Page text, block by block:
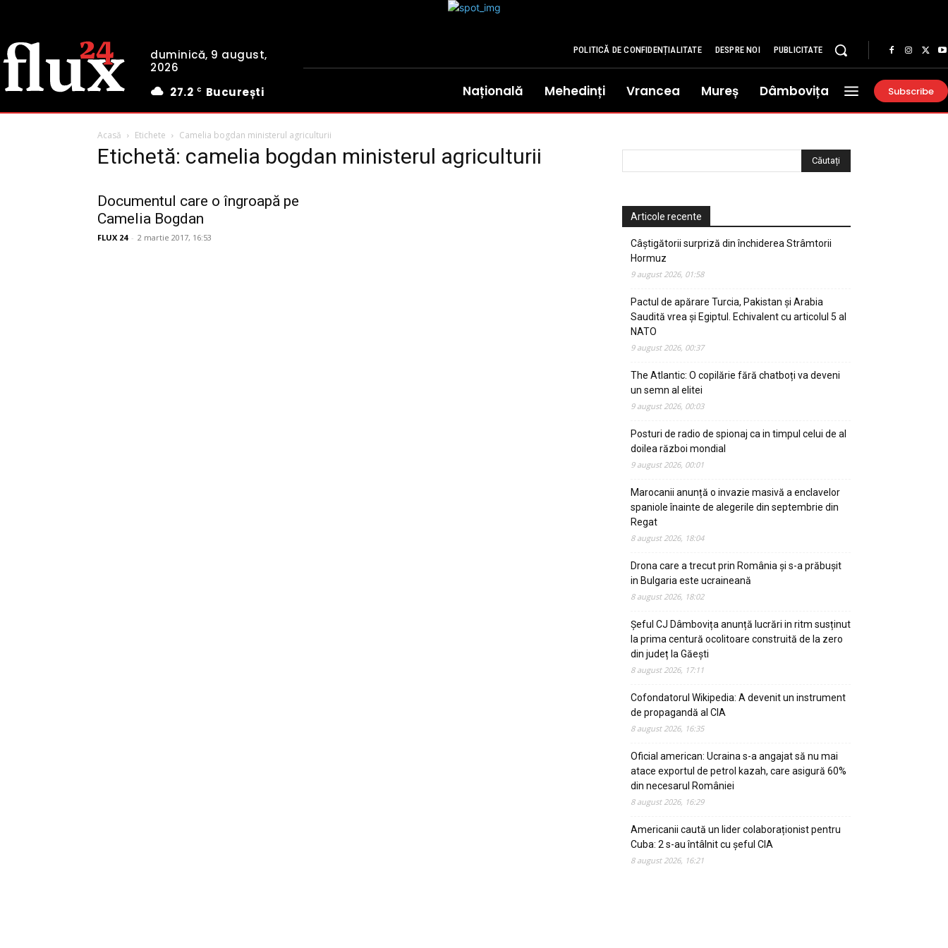
duminică, 9 august,
2026
27.2 C București
POLITICĂ DE CONFIDENȚIALITATE DESPRE NOI PUBLICITATE
Națională Mehedinți Vrancea Mureș Dâmbovița Subscribe
Acasă Etichete Camelia bogdan ministerul agriculturii
Etichetă: camelia bogdan ministerul agriculturii
Documentul care o îngroapă pe
Camelia Bogdan
FLUX 24 - 2 martie 2017, 16:53
Articole recente
Câștigătorii surpriză din închiderea Strâmtorii
Hormuz
9 august 2026, 01:58
Pactul de apărare Turcia, Pakistan și Arabia
Saudită vrea și Egiptul. Echivalent cu articolul 5 al
NATO
9 august 2026, 00:37
The Atlantic: O copilărie fără chatboți va deveni
un semn al elitei
9 august 2026, 00:03
Posturi de radio de spionaj ca in timpul celui de al
doilea război mondial
9 august 2026, 00:01
Marocanii anunță o invazie masivă a enclavelor
spaniole înainte de alegerile din septembrie din
Regat
8 august 2026, 18:04
Drona care a trecut prin România și s-a prăbușit
in Bulgaria este ucraineană
8 august 2026, 18:02
Șeful CJ Dâmbovița anunță lucrări in ritm susținut
la prima centură ocolitoare construită de la zero
din județ la Găești
8 august 2026, 17:11
Cofondatorul Wikipedia: A devenit un instrument
de propagandă al CIA
8 august 2026, 16:35
Oficial american: Ucraina s-a angajat să nu mai
atace exportul de petrol kazah, care asigură 60%
din necesarul României
8 august 2026, 16:29
Americanii caută un lider colaboraționist pentru
Cuba: 2 s-au întâlnit cu șeful CIA
8 august 2026, 16:21